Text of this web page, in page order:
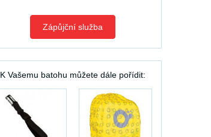
Zápůjční služba
K Vašemu batohu můžete dále pořídit: